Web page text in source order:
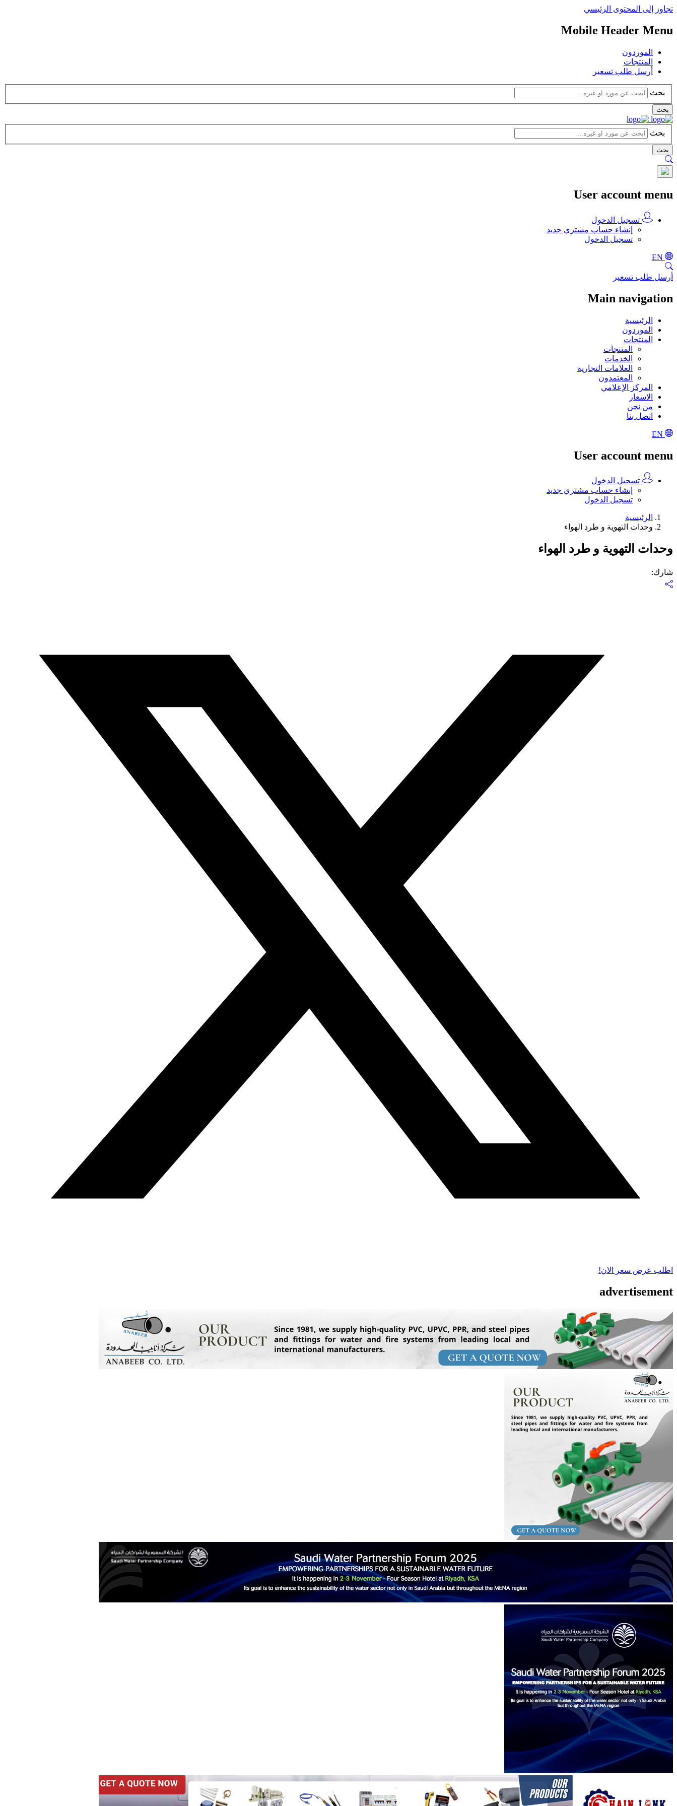
تجاوز إلى المحتوى الرئيسي
Mobile Header Menu
الموردون
المنتجات
أرسل طلب تسعير
بحث
بحث
بحث
بحث
User account menu
تسجيل الدخول
إنشاء حساب مشتري جديد
تسجيل الدخول
أرسل طلب تسعير
Main navigation
الرئيسية
الموردون
المنتجات
المنتجات
الخدمات
العلامات التجارية
المعتمدون
المركز الإعلامي
الاسعار
من نحن
اتصل بنا
User account menu
تسجيل الدخول
إنشاء حساب مشتري جديد
تسجيل الدخول
الرئيسية
وحدات التهوية و طرد الهواء
وحدات التهوية و طرد الهواء
شارك:
اطلب عرض سعر الان!
advertisement